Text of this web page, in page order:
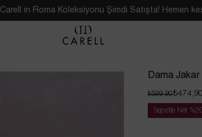
Carell in Roma Koleksiyonu Şimdi Satışta! Hemen
Dama
₺599,90₺474,90
Sepette Net